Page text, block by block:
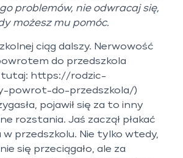
problemów, nie odwracaj się,
możesz mu pomóc.
ciąg dalszy. Nerwowość
do przedszkola
tutaj: https://rodzic-
powrot-do-przedszkola/)
pojawił się za to inny
rozstania. Jaś zaczął płakać
przedszkolu. Nie tylko wtedy,
się przeciągało, ale za